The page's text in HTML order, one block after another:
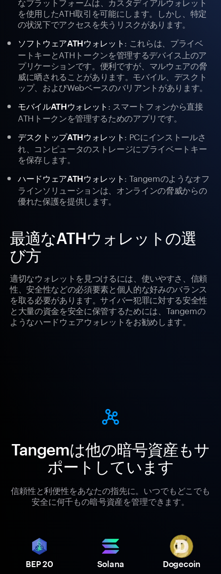
を使用したATH取引を可能にします。しかし、特定
の状況下でアクセスを失うリスクがあります。
ソフトウェアATHウォレット : これらは、プライベ
ートキーとATHトークンを管理するデバイス上のア
プリケーションです。便利ですが、マルウェアの脅
威に晒されることがあります。モバイル、デスクト
ップ、およびWebベースのバリアントがあります。
モバイルATHウォレット : スマートフォンから直接
ATHトークンを管理するためのアプリです。
デスクトップATHウォレット : PCにインストールさ
れ、コンピュータのストレージにプライベートキー
を保存します。
ハードウェアATHウォレット : Tangemのようなオフ
ラインソリューションは、オンラインの脅威からの
優れた保護を提供します。
最適なATHウォレットの選
び方
適切なウォレットを見つけるには、使いやすさ、信頼
性、安全性などの必須要素と個人的な好みのバランス
を取る必要があります。サイバー犯罪に対する安全性
と大量の資金を安全に保管するためには、Tangemの
ようなハードウェアウォレットをお勧めします。
Tangemは他の暗号資産もサ
ポートしています
信頼性と利便性をあなたの指先に。いつでもどこでも
安全に何千もの暗号資産を管理できます。
BEP 20 Solana Dogecoin